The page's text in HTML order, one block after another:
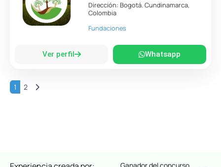
Dirección: Bogotá.Cundinamarca,
Colombia
Fundaciones
Ver perfil Whatsapp
1 2 Entradas anteriores